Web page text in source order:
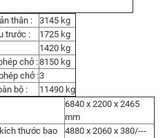
thân :
3145 kg
trước :
1725 kg
1420 kg
chở :8150 kg
chở :3
bộ :
11490 kg
6840 x 2200 x 2465
mm
thước bao
4880 x 2060 x 380/---